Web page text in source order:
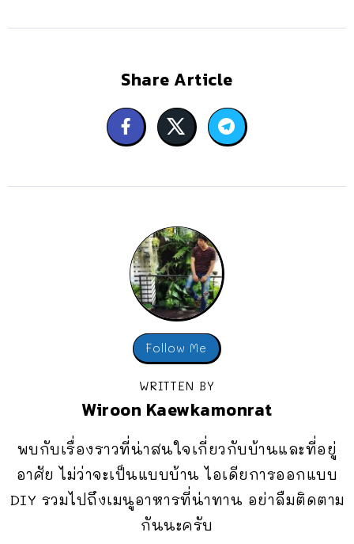
Share Article
Follow Me
WRITTEN BY
Wiroon Kaewkamonrat
พบกับเรื่องราวที่น่าสนใจเกี่ยวกับบ้านและที่อยู่
อาศัย ไม่ว่าจะเป็นแบบบ้าน ไอเดียการออกแบบ
DIY รวมไปถึงเมนูอาหารที่น่าทาน อย่าลืมติดตาม
กันนะครับ